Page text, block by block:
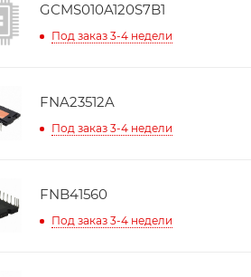
GCMS010A120S7B1
Под заказ 3-4 недели
FNA23512A
Под заказ 3-4 недели
FNB41560
Под заказ 3-4 недели